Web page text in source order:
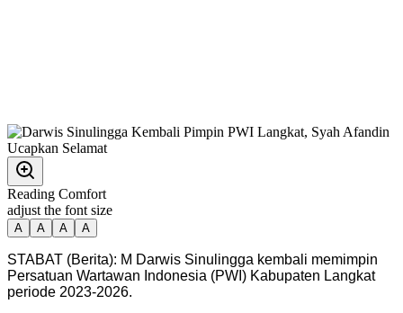
Reading Comfort
adjust the font size
A A A A
STABAT (Berita): M Darwis Sinulingga kembali memimpin
Persatuan Wartawan Indonesia (PWI) Kabupaten Langkat
periode 2023-2026.